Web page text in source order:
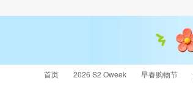
首页 2026 S2 Oweek 早春购物节